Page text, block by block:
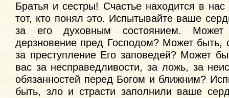
Братья и сестры! Счастье находится в
тот, кто понял это. Испытывайте ваше
за его духовным состоянием. Может
дерзновение пред Господом? Может быть,
за преступление Его заповедей? Может
вас за несправедливости, за ложь, за
обязанностей перед Богом и ближним?
быть, зло и страсти заполнили ваше